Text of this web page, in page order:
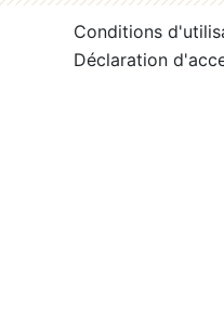
Conditions
Déclaration